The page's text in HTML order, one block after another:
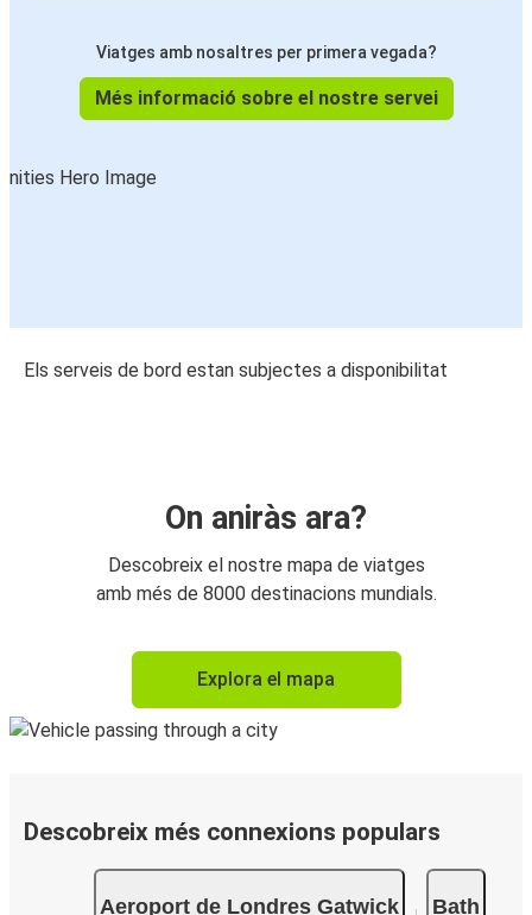
Viatges amb nosaltres per primera vegada?
Més informació sobre el nostre servei
Els serveis de bord estan subjectes a disponibilitat
On aniràs ara?
Descobreix el nostre mapa de viatges
amb més de 8000 destinacions mundials.
Explora el mapa
Descobreix més connexions populars
Aeroport de Londres Gatwick Bath